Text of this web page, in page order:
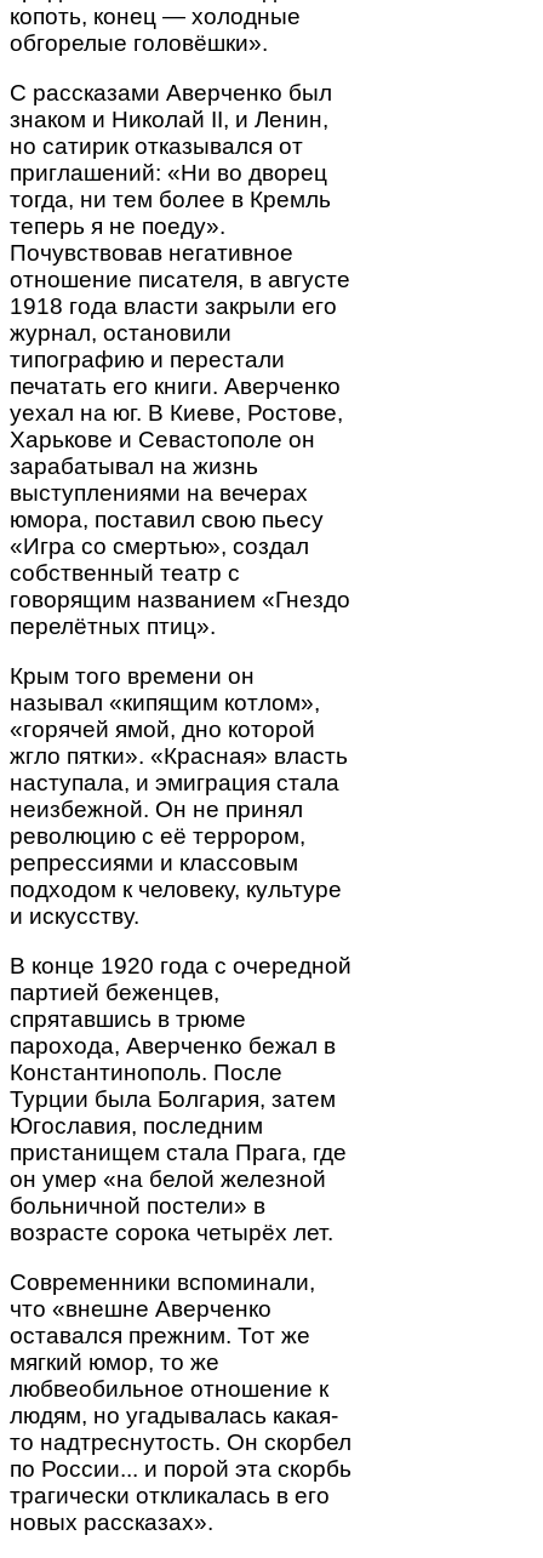
копоть, конец — холодные
обгорелые головёшки».
С рассказами Аверченко был
знаком и Николай II, и Ленин,
но сатирик отказывался от
приглашений: «Ни во дворец
тогда, ни тем более в Кремль
теперь я не поеду».
Почувствовав негативное
отношение писателя, в августе
1918 года власти закрыли его
журнал, остановили
типографию и перестали
печатать его книги. Аверченко
уехал на юг. В Киеве, Ростове,
Харькове и Севастополе он
зарабатывал на жизнь
выступлениями на вечерах
юмора, поставил свою пьесу
«Игра со смертью», создал
собственный театр с
говорящим названием «Гнездо
перелётных птиц».
Крым того времени он
называл «кипящим котлом»,
«горячей ямой, дно которой
жгло пятки». «Красная» власть
наступала, и эмиграция стала
неизбежной. Он не принял
революцию с её террором,
репрессиями и классовым
подходом к человеку, культуре
и искусству.
В конце 1920 года с очередной
партией беженцев,
спрятавшись в трюме
парохода, Аверченко бежал в
Константинополь. После
Турции была Болгария, затем
Югославия, последним
пристанищем стала Прага, где
он умер «на белой железной
больничной постели» в
возрасте сорока четырёх лет.
Современники вспоминали,
что «внешне Аверченко
оставался прежним. Тот же
мягкий юмор, то же
любвеобильное отношение к
людям, но угадывалась какая-
то надтреснутость. Он скорбел
по России... и порой эта скорбь
трагически откликалась в его
новых рассказах».